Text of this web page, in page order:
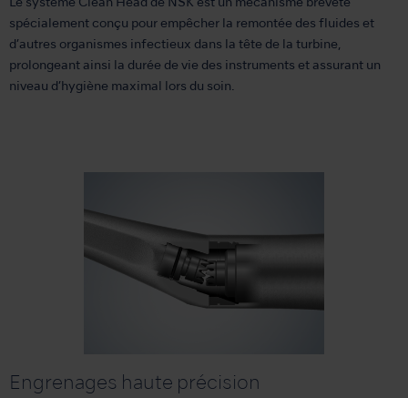
Le système Clean Head de NSK est un mécanisme breveté
spécialement conçu pour empêcher la remontée des fluides et
d’autres organismes infectieux dans la tête de la turbine,
prolongeant ainsi la durée de vie des instruments et assurant un
niveau d’hygiène maximal lors du soin.
Engrenages haute précision